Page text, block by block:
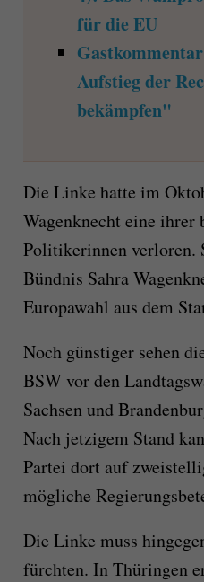
für die EU
Aufstieg der
bekämpfen"
Die Linke hatte im
Wagenknecht eine ihrer
Politikerinnen verloren.
Bündnis Sahra
Europawahl aus dem
Noch günstiger sehen
BSW vor den
Sachsen und
Nach jetzigem Stand
Partei dort auf
mögliche
Die Linke muss
fürchten. In Thüringen